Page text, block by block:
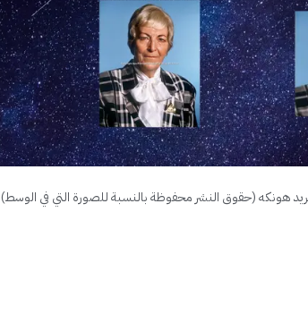
هونكه (حقوق النشر محفوظة بالنسبة للصورة التي في الوسط)